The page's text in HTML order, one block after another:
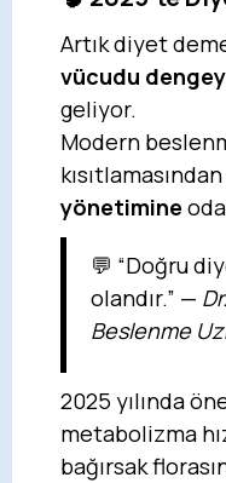
Artık diyet
vücudu
geliyor.
Modern
yönetimine
💬 “Doğru
olandır.” —
Beslenme
2025 yılında
metabolizma
bağırsak